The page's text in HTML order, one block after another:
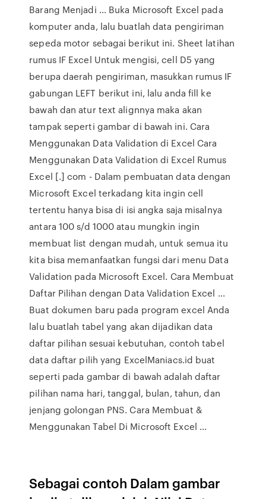
Barang Menjadi ... Buka Microsoft Excel pada
komputer anda, lalu buatlah data pengiriman
sepeda motor sebagai berikut ini. Sheet latihan
rumus IF Excel Untuk mengisi, cell D5 yang
berupa daerah pengiriman, masukkan rumus IF
gabungan LEFT berikut ini, lalu anda fill ke
bawah dan atur text alignnya maka akan
tampak seperti gambar di bawah ini. Cara
Menggunakan Data Validation di Excel Cara
Menggunakan Data Validation di Excel Rumus
Excel [.] com - Dalam pembuatan data dengan
Microsoft Excel terkadang kita ingin cell
tertentu hanya bisa di isi angka saja misalnya
antara 100 s/d 1000 atau mungkin ingin
membuat list dengan mudah, untuk semua itu
kita bisa memanfaatkan fungsi dari menu Data
Validation pada Microsoft Excel. Cara Membuat
Daftar Pilihan dengan Data Validation Excel ...
Buat dokumen baru pada program excel Anda
lalu buatlah tabel yang akan dijadikan data
daftar pilihan sesuai kebutuhan, contoh tabel
data daftar pilih yang ExcelManiacs.id buat
seperti pada gambar di bawah adalah daftar
pilihan nama hari, tanggal, bulan, tahun, dan
jenjang golongan PNS. Cara Membuat &
Menggunakan Tabel Di Microsoft Excel ...
Sebagai contoh Dalam gambar